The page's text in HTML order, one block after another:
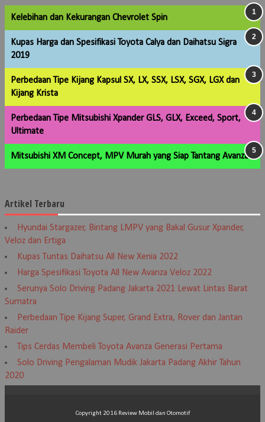
Kelebihan dan Kekurangan Chevrolet Spin
Kupas Harga dan Spesifikasi Toyota Calya dan Daihatsu Sigra
2019
Perbedaan Tipe Kijang Kapsul SX, LX, SSX, LSX, SGX, LGX dan
Kijang Krista
Perbedaan Tipe Mitsubishi Xpander GLS, GLX, Exceed, Sport,
Ultimate
Mitsubishi XM Concept, MPV Murah yang Siap Tantang Avanza
Artikel Terbaru
Hyundai Stargazer, Bintang LMPV yang Bakal Gusur Xpander,
Veloz dan Ertiga
Kupas Tuntas Daihatsu All New Xenia 2022
Harga Spesifikasi Toyota All New Avanza Veloz 2022
Serunya Solo Driving Padang Jakarta 2021 Lewat Lintas Barat
Sumatra
Perbedaan Tipe Kijang Super, Grand Extra, Rover dan Jantan
Raider
Tips Cerdas Membeli Toyota Avanza Generasi Pertama
Solo Driving Pengalaman Mudik Jakarta Padang Akhir Tahun
2020
Copyright 2016 Review Mobil dan Otomotif